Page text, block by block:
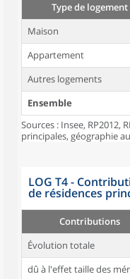
Type de logement
Maison
Appartement
Autres logements
Ensemble
Sources : Insee, RP2012,
principales, géographie
LOG T4 -
de résidences
Contributions
Évolution totale
dû à l'effet taille des